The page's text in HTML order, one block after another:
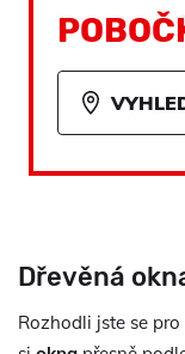
Dřevěná
Rozhodli jste se pro